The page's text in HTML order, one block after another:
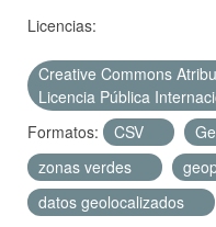
Licencias:
Creative Commons
Licencia Pública
Formatos:
CSV
zonas verdes
datos geolocalizados